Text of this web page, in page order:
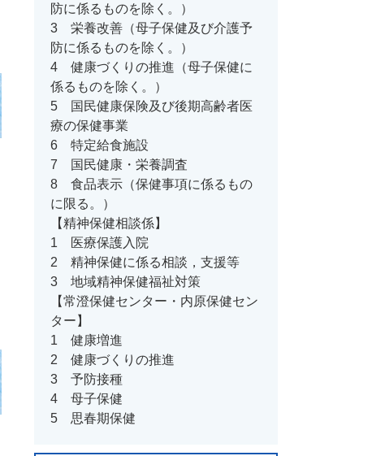
防に係るものを除く。）
3 栄養改善（母子保健及び介護予
防に係るものを除く。）
4 健康づくりの推進（母子保健に
係るものを除く。）
5 国民健康保険及び後期高齢者医
療の保健事業
6 特定給食施設
7 国民健康・栄養調査
8 食品表示（保健事項に係るもの
に限る。）
【精神保健相談係】
1 医療保護入院
2 精神保健に係る相談，支援等
3 地域精神保健福祉対策
【常澄保健センター・内原保健セン
ター】
1 健康増進
2 健康づくりの推進
3 予防接種
4 母子保健
5 思春期保健